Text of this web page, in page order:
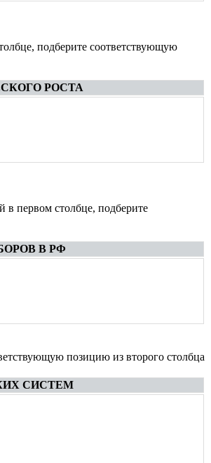
подберите соответствующую
РОСТА
первом столбце, подберите
В РФ
позицию из второго столбца
СИСТЕМ